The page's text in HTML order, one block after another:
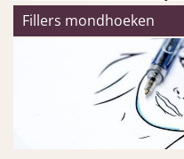
Fillers mondhoeken